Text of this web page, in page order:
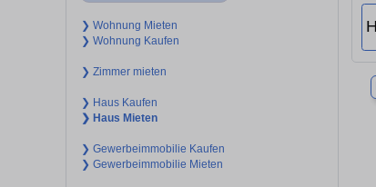
❯ Wohnung Mieten
❯ Wohnung Kaufen
❯ Zimmer mieten
❯ Haus Kaufen
❯ Haus Mieten
❯ Gewerbeimmobilie Kaufen
❯ Gewerbeimmobilie Mieten